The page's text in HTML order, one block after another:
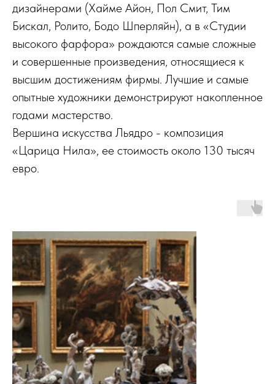
дизайнерами (Хайме Айон, Пол Смит, Тим
Бискал, Ролито, Бодо Шперляйн), а в «Студии
высокого фарфора» рождаются самые сложные
и совершенные произведения, относящиеся к
высшим достижениям фирмы. Лучшие и самые
опытные художники демонстрируют накопленное
годами мастерство.
Вершина искусства Льядро - композиция
«Царица Нила», ее стоимость около 130 тысяч
евро.